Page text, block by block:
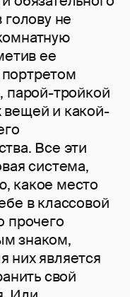
не
ее
парой-тройкой
вещей и какой-
Все эти
система,
какое место
в классовой
прочего
знаком,
них является
свой